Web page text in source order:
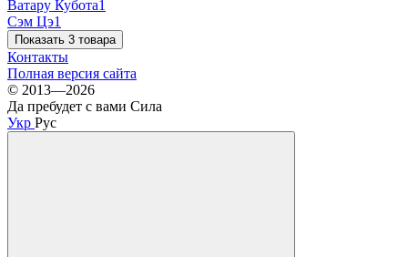
Ватару Кубота1
Сэм Цэ1
Показать 3 товара
Контакты
Полная версия сайта
© 2013—2026
Да пребудет с вами Сила
Укр Рус